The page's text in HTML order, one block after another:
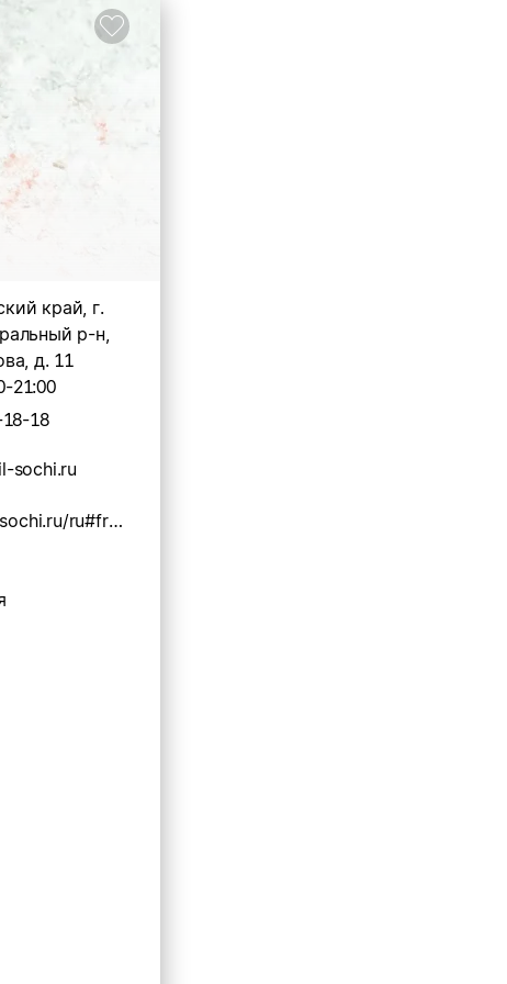
край, г.
р-н,
д. 11
21:00
18
sochi.ru
http://vanil-sochi.ru/ru#frontpage